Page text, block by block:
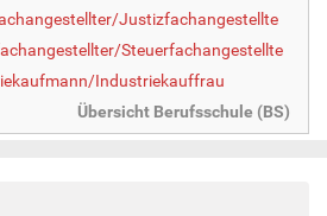
Justizfachangestellte
Steuerfachangestellte
Industriekauffrau
Übersicht Berufsschule (BS)